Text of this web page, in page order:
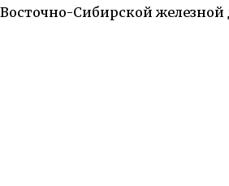
Восточно-Сибирской железной